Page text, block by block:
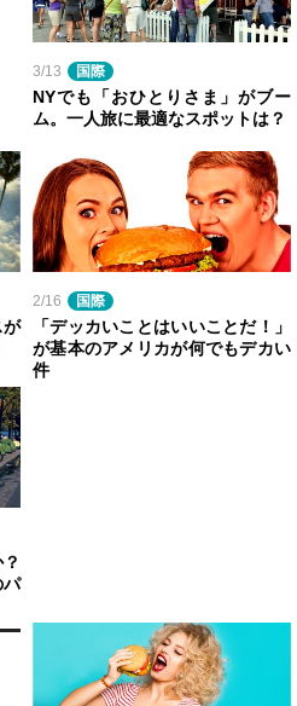
3/13 国際
NYでも「おひとりさま」がブー
ム。一人旅に最適なスポットは？
が
2/16 国際
「デッカいことはいいことだ！」
が基本のアメリカが何でもデカい
件
パ